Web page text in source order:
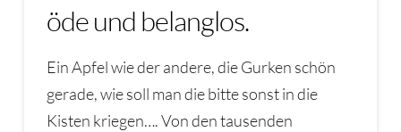
öde und belanglos.
Ein Apfel wie der andere, die Gurken schön
gerade, wie soll man die bitte sonst in die
Kisten kriegen…. Von den tausenden